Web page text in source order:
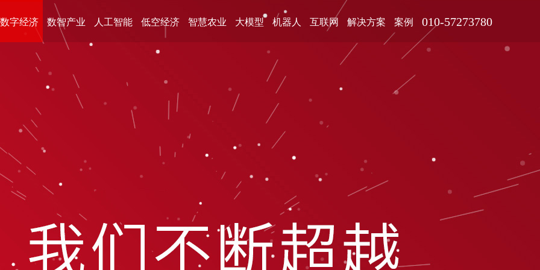
数字经济 数智产业 人工智能 低空经济 智慧农业 大模型 机器人 互联网 解决方案 案例 010-57273780